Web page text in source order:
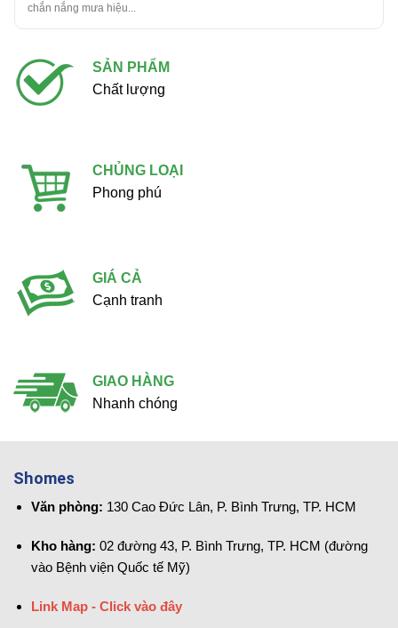
chắn nắng mưa hiệu...
SẢN PHẨM
Chất lượng
CHỦNG LOẠI
Phong phú
GIÁ CẢ
Cạnh tranh
GIAO HÀNG
Nhanh chóng
Shomes
Văn phòng: 130 Cao Đức Lân, P. Bình Trưng, TP. HCM
Kho hàng: 02 đường 43, P. Bình Trưng, TP. HCM (đường
vào Bệnh viện Quốc tế Mỹ)
Link Map - Click vào đây